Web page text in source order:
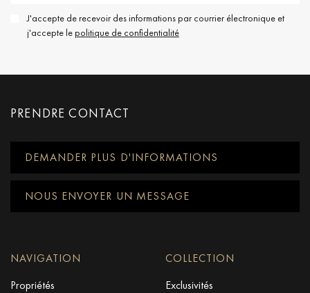
J'accepte de recevoir des informations par courrier électronique et
j'accepte lepolitique de confidentialité
PRENDRE CONTACT
DEMANDER PLUS D'INFORMATIONS
NOUS ENVOYER UN MESSAGE
NAVIGATION
Propriétés
COLLECTION
Exclusivités